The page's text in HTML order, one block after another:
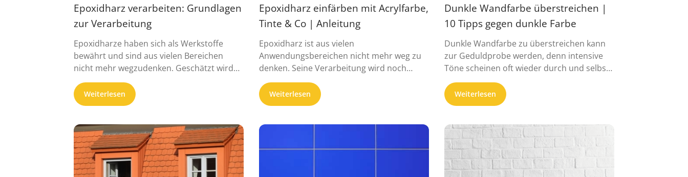
Epoxidharz verarbeiten: Grundlagen
zur Verarbeitung
Epoxidharze haben sich als Werkstoffe
bewährt und sind aus vielen Bereichen
nicht mehr wegzudenken. Geschätzt wird
vor allem ...
Weiterlesen
Epoxidharz einfärben mit Acrylfarbe,
Tinte & Co | Anleitung
Epoxidharz ist aus vielen
Anwendungsbereichen nicht mehr weg zu
denken. Seine Verarbeitung wird noch
komfortabler, wenn man statt einer
anschließ...
Weiterlesen
Dunkle Wandfarbe überstreichen |
10 Tipps gegen dunkle Farbe
Dunkle Wandfarbe zu überstreichen kann
zur Geduldprobe werden, denn intensive
Töne scheinen oft wieder durch und selbst
zwei bis ...
Weiterlesen